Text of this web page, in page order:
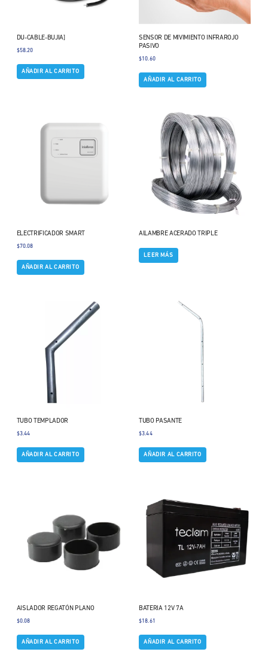
DU-CABLE-BUJIA]
$58.20
AÑADIR AL CARRITO
SENSOR DE MIVIMIENTO INFRAROJO
PASIVO
$10.60
AÑADIR AL CARRITO
ELECTRIFICADOR SMART
$70.08
AÑADIR AL CARRITO
AlLAMBRE ACERADO TRIPLE
LEER MÁS
TUBO TEMPLADOR
$3.44
AÑADIR AL CARRITO
TUBO PASANTE
$3.44
AÑADIR AL CARRITO
AISLADOR REGATÓN PLANO
$0.08
AÑADIR AL CARRITO
BATERIA 12V 7A
$18.61
AÑADIR AL CARRITO